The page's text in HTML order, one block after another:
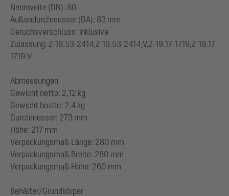
Nennweite (DN): 80
Außendurchmesser (DA): 83 mm
Geruchsverschluss: inklusive
Zulassung: Z-19.53-2414,Z-19.53-2414_V,Z-19.17-1719,Z-19.17-
1719_V
Abmessungen
Gewicht netto: 2,12 kg
Gewicht brutto: 2,4 kg
Durchmesser: 273 mm
Höhe: 217 mm
Verpackungsmaß Länge: 280 mm
Verpackungsmaß Breite: 280 mm
Verpackungsmaß Höhe: 260 mm
Behälter/Grundkörper